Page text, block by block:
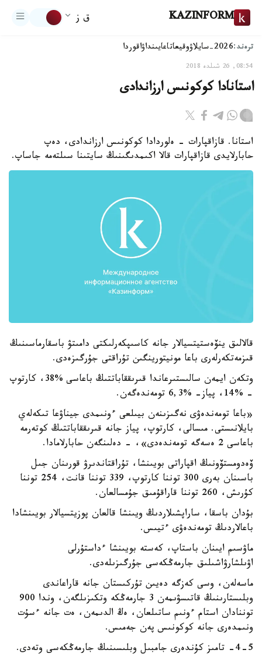
KAZINFORM ق ز
ترەند:2026-سايلاۋ وقيعاتاعايىنداۋاقوردا
08:54, 26 شىلدە 2018
استانادا كوكونىس ارزاندادى
استانا. قازاقپارات - ەلوردادا كوكونىس ارزاندادى، دەپ
حابارلايدى قازاقپارات قالا اكىمدىگىنىڭ سايتىنا سىلتەمە جاساپ.
قالالىق ينۆەستيتسيالار جانە كاسىپكەرلىكتى دامىتۋ باسقارماسىنىڭ
قىزمەتكەرلەرى باعا مونيتورينگىن تۇراقتى جۇرگىزەدى.
وتكەن ايمەن سالىستىرعاندا قىرىققاباتتىڭ باعاسى %38، كارتوپ
- %14، پياز- %6,3 تومەندەگەن.
«باعا تومەندەۋى نەگىزىنەن بيىلعى ءونىمدى جيناۋعا تىكەلەي
بايلانىستى. مىسالى، كارتوپ، پياز جانە قىرىققاباتتىڭ كوتەرمە
باعاسى 2 ەسەگە تومەندەدى»، - دەلىنگەن حابارلامادا.
ۆەدومستۆونىڭ اقپاراتى بويىنشا، تۇراقتاندىرۋ قورىنان جىل
باسىنان بەرى 300 توننا كارتوپ، 339 توننا قانت، 254 توننا
كۇرىش، 260 توننا قاراقۇمىق جۇمسالعان.
بۇدان باسقا، ساراپشىلاردىڭ ويىنشا قالعان پوزيتسيالار بويىنشادا
باعالاردىڭ تومەندەۋى ءتيىس.
ماۋسىم ايىنان باستاپ، كەستە بويىنشا ءداستۇرلى
اۋىلشارۋاشىلىق جارمەڭكەسى جۇرگىزىلەدى.
ماسەلەن، وسى كەزگە دەيىن تۇركىستان جانە قاراعاندى
وبلىستارىنىڭ قاتىسۋىمەن 3 جارمەڭكە وتكىزىلگەن، وندا 900
توننادان استام ءونىم ساتىلعان، ەڭ الدىمەن، ەت جانە ءسۇت
ونىمدەرى جانە كوكونىس پەن جەمىس.
4-5- تامىز كۇندەرى جامبىل وبلىسىنىڭ جارمەڭكەسى وتەدى.